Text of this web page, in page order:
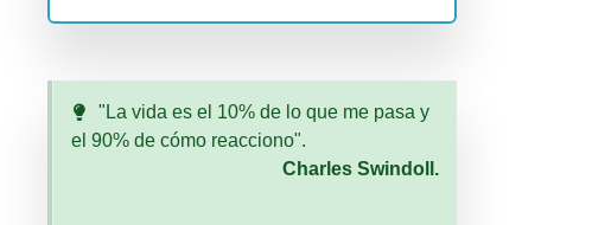
"La vida es el 10% de lo que me pasa y
el 90% de cómo reacciono".
Charles Swindoll.